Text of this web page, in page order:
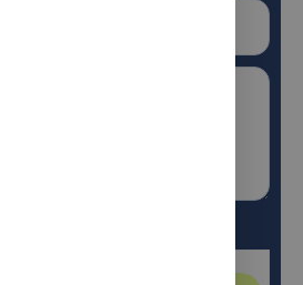
algemene voorwaarden